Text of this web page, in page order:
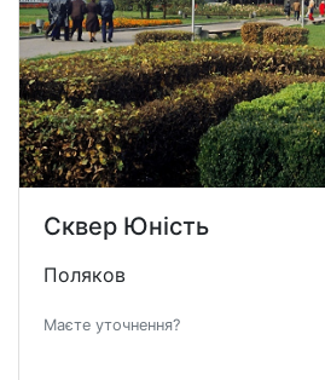
Сквер Юність
Поляков
Маєте уточнення?
Donate
Support
Share this